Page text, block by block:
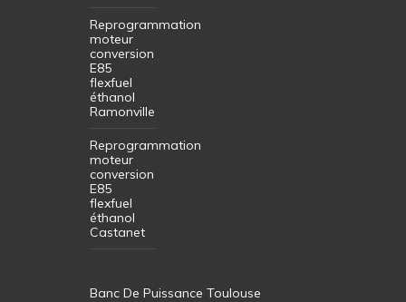
Reprogrammation
moteur
conversion
E85
flexfuel
éthanol
Ramonville
Reprogrammation
moteur
conversion
E85
flexfuel
éthanol
Castanet
Banc De Puissance Toulouse